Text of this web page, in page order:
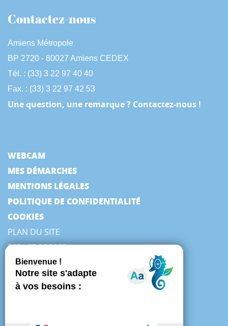
Contactez-nous
Amiens Métropole
BP 2720 - 80027 Amiens CEDEX
Tél. : (33) 3 22 97 40 40
Fax. : (33) 3 22 97 42 53
Une question, une remarque ? Contactez-nous !
WEBCAM
MES DÉMARCHES
MENTIONS LÉGALES
POLITIQUE DE CONFIDENTIALITÉ
COOKIES
PLAN DU SITE
ESPACE PRESSE